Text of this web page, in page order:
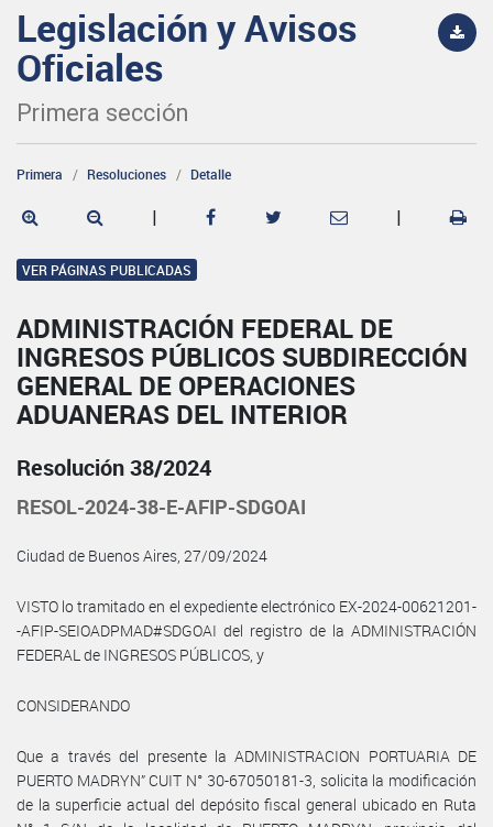
Legislación y Avisos
Oficiales
Primera sección
Primera Resoluciones Detalle
| |
VER PÁGINAS PUBLICADAS
ADMINISTRACIÓN FEDERAL DE
INGRESOS PÚBLICOS SUBDIRECCIÓN
GENERAL DE OPERACIONES
ADUANERAS DEL INTERIOR
Resolución 38/2024
RESOL-2024-38-E-AFIP-SDGOAI
Ciudad de Buenos Aires, 27/09/2024
VISTO lo tramitado en el expediente electrónico EX-2024-00621201-
-AFIP-SEIOADPMAD#SDGOAI del registro de la ADMINISTRACIÓN
FEDERAL de INGRESOS PÚBLICOS, y
CONSIDERANDO
Que a través del presente la ADMINISTRACION PORTUARIA DE
PUERTO MADRYN” CUIT N° 30-67050181-3, solicita la modificación
de la superficie actual del depósito fiscal general ubicado en Ruta